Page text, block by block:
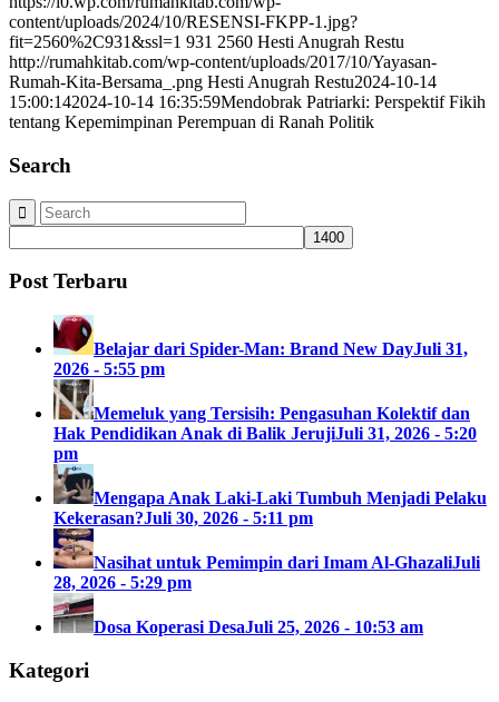
content/uploads/2024/10/RESENSI-FKPP-1.jpg?
fit=2560%2C931&ssl=1 931 2560 Hesti Anugrah Restu
http://rumahkitab.com/wp-content/uploads/2017/10/Yayasan-
Rumah-Kita-Bersama_.png Hesti Anugrah Restu2024-10-14
15:00:142024-10-14 16:35:59Mendobrak Patriarki: Perspektif Fikih
tentang Kepemimpinan Perempuan di Ranah Politik
Search
Post Terbaru
Belajar dari Spider-Man: Brand New DayJuli 31,
2026 - 5:55 pm
Memeluk yang Tersisih: Pengasuhan Kolektif dan
Hak Pendidikan Anak di Balik JerujiJuli 31, 2026 - 5:20
pm
Mengapa Anak Laki-Laki Tumbuh Menjadi Pelaku
Kekerasan?Juli 30, 2026 - 5:11 pm
Nasihat untuk Pemimpin dari Imam Al-GhazaliJuli
28, 2026 - 5:29 pm
Dosa Koperasi DesaJuli 25, 2026 - 10:53 am
Kategori